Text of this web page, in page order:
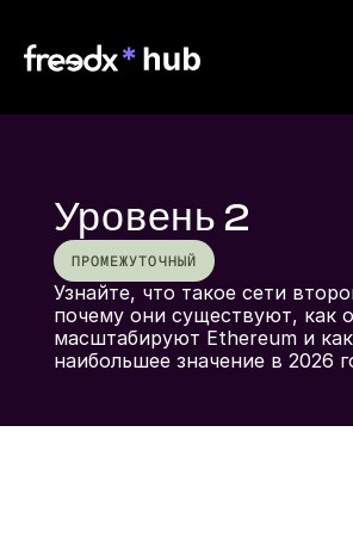
Уровень 2
ПРОМЕЖУТОЧНЫЙ
Узнайте, что такое сети
почему они существуют, как
масштабируют Ethereum и
наибольшее значение в 2026